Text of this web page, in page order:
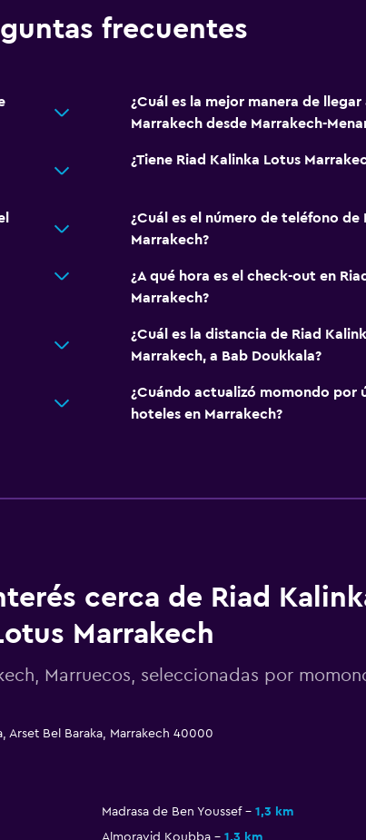
frecuentes
¿Cuál es la mejor manera de
Marrakech desde Marrakech-
¿Tiene Riad Kalinka Lotus
¿Cuál es el número de teléfono de
Marrakech?
¿A qué hora es el check-out en
Marrakech?
¿Cuál es la distancia de Riad
Marrakech, a Bab Doukkala?
¿Cuándo actualizó momondo por
hoteles en Marrakech?
cerca de Riad
Marrakech
Marruecos, seleccionadas por
Arset Bel Baraka, Marrakech 40000
Madrasa de Ben Youssef
1,3 km